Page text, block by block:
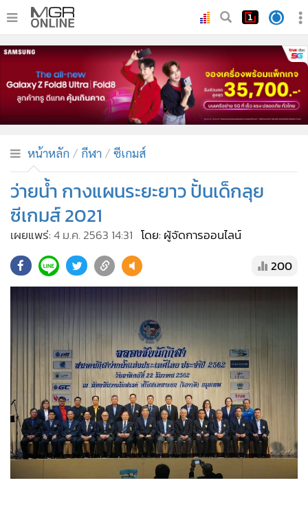
• หน้าหลัก
ทันเหตุการณ์
ภาคใต้
• ภูมิภาค
• บันเทิง
ผู้จัดการรายวัน
• คอลัมนิสต์
• ละคร
• Cyber BIZ
• ผู้จัดกวน
Good health & Well-being
Green Innovation & SD
Management & HR
MGR Live
Infographic
• การเมือง
• ท่องเที่ยว
• กีฬา
• ต่างประเทศ
หน้าหลัก กีฬา ซีเกมส์
ว่ายน้ำ กางแผนระยะยาว ปั้นเด็กลุย
ซีเกมส์ 2021
เผยแพร่:4 ม.ค. 2563 14:31 โดย: ผู้จัดการออนไลน์
200